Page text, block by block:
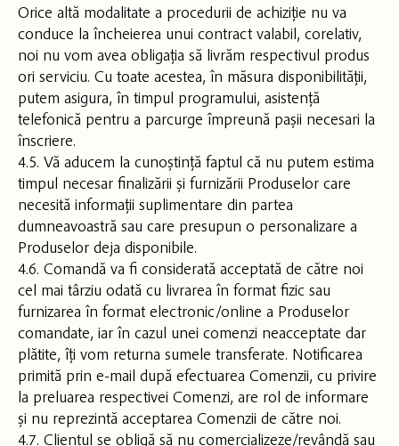
Orice altă modalitate a procedurii de achiziție nu va
conduce la încheierea unui contract valabil, corelativ,
noi nu vom avea obligația să livrăm respectivul produs
ori serviciu. Cu toate acestea, în măsura disponibilității,
putem asigura, în timpul programului, asistență
telefonică pentru a parcurge împreună pașii necesari la
înscriere.
4.5. Vă aducem la cunoștință faptul că nu putem estima
timpul necesar finalizării și furnizării Produselor care
necesită informații suplimentare din partea
dumneavoastră sau care presupun o personalizare a
Produselor deja disponibile.
4.6. Comandă va fi considerată acceptată de către noi
cel mai târziu odată cu livrarea în format fizic sau
furnizarea în format electronic/online a Produselor
comandate, iar în cazul unei comenzi neacceptate dar
plătite, îți vom returna sumele transferate. Notificarea
primită prin e-mail după efectuarea Comenzii, cu privire
la preluarea respectivei Comenzi, are rol de informare
și nu reprezintă acceptarea Comenzii de către noi.
4.7. Clientul se obligă să nu comercializeze/revândă sau